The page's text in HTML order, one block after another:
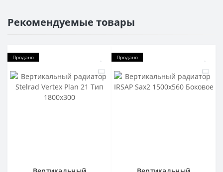
Рекомендуемые товары
Продано Продано